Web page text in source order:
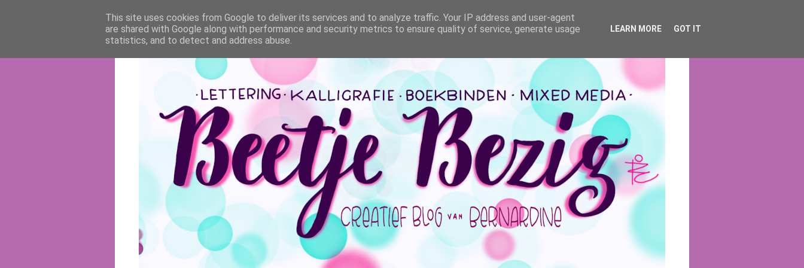
This site uses cookies from Google to deliver its services and to analyze traffic. Your IP address and user-agent
are shared with Google along with performance and security metrics to ensure quality of service, generate usage
statistics, and to detect and address abuse.
LEARN MORE GOT IT